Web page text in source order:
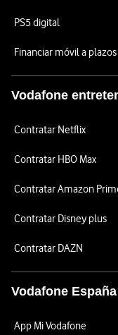
PS5 digital
Financiar móvil a plazos
Vodafone
Contratar Netflix
Contratar HBO Max
Contratar Amazon
Contratar Disney plus
Contratar DAZN
Vodafone España
App Mi Vodafone